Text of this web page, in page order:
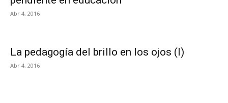
Abr 4, 2016
La pedagogía del brillo en los ojos (I)
Abr 4, 2016